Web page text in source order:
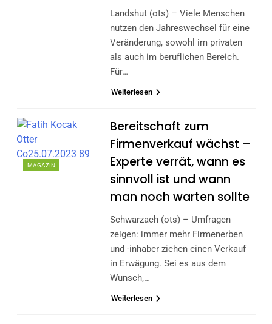
Landshut (ots) – Viele Menschen
nutzen den Jahreswechsel für eine
Veränderung, sowohl im privaten
als auch im beruflichen Bereich.
Für…
Weiterlesen
MAGAZIN
Bereitschaft zum
Firmenverkauf wächst –
Experte verrät, wann es
sinnvoll ist und wann
man noch warten sollte
Schwarzach (ots) – Umfragen
zeigen: immer mehr Firmenerben
und -inhaber ziehen einen Verkauf
in Erwägung. Sei es aus dem
Wunsch,…
Weiterlesen